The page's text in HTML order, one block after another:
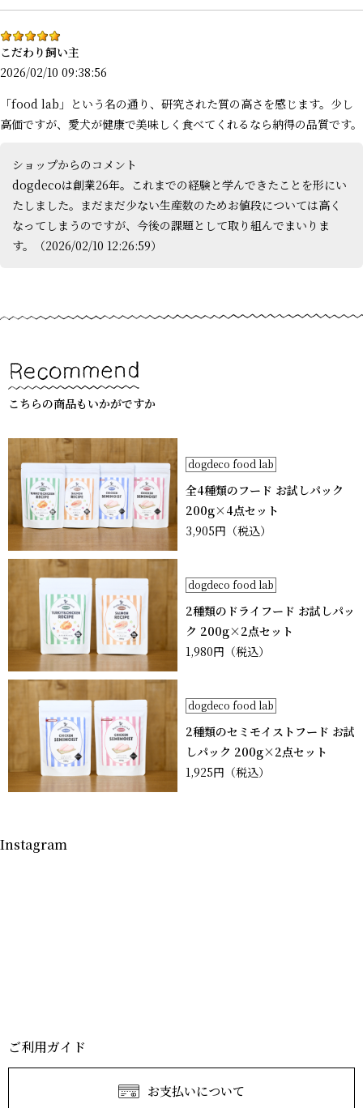
こだわり飼い主
2026/02/10 09:38:56
「food lab」という名の通り、研究された質の高さを感じます。少し
高価ですが、愛犬が健康で美味しく食べてくれるなら納得の品質です。
ショップからのコメント
dogdecoは創業26年。これまでの経験と学んできたことを形にい
たしました。まだまだ少ない生産数のためお値段については高く
なってしまうのですが、今後の課題として取り組んでまいりま
す。（2026/02/10 12:26:59）
こちらの商品もいかがですか
dogdeco food lab
全4種類のフード お試しパック
200g×4点セット
3,905円 （税込）
dogdeco food lab
2種類のドライフード お試しパッ
ク 200g×2点セット
1,980円 （税込）
dogdeco food lab
2種類のセミモイストフード お試
しパック 200g×2点セット
1,925円 （税込）
Instagram
ご利用ガイド
お支払いについて